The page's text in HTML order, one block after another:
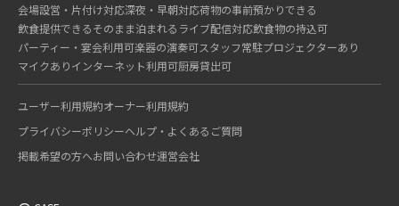
会場設営・片付け対応深夜・早朝対応荷物の事前預かりできる
飲食提供できるそのまま泊まれる ライブ配信対応飲食物の持込可
パーティー・宴会利用可楽器の演奏可スタッフ常駐プロジェクターあり
マイクありインターネット利用可厨房貸出可
ユーザー利用規約オーナー利用規約
プライバシーポリシーヘルプ・よくあるご質問
掲載希望の方へお問い合わせ運営会社